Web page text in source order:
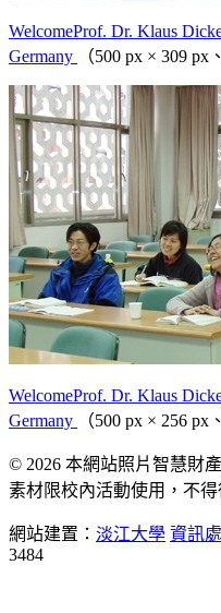
WelcomeProf. Dr. Klaus
Germany
（500 px × 309 px
WelcomeProf. Dr. Klaus
Germany
（500 px × 256 px
© 2026 本網站照片智慧財
素材限校內活動使用，不得
網站建置： 淡江大學 資訊處
3484